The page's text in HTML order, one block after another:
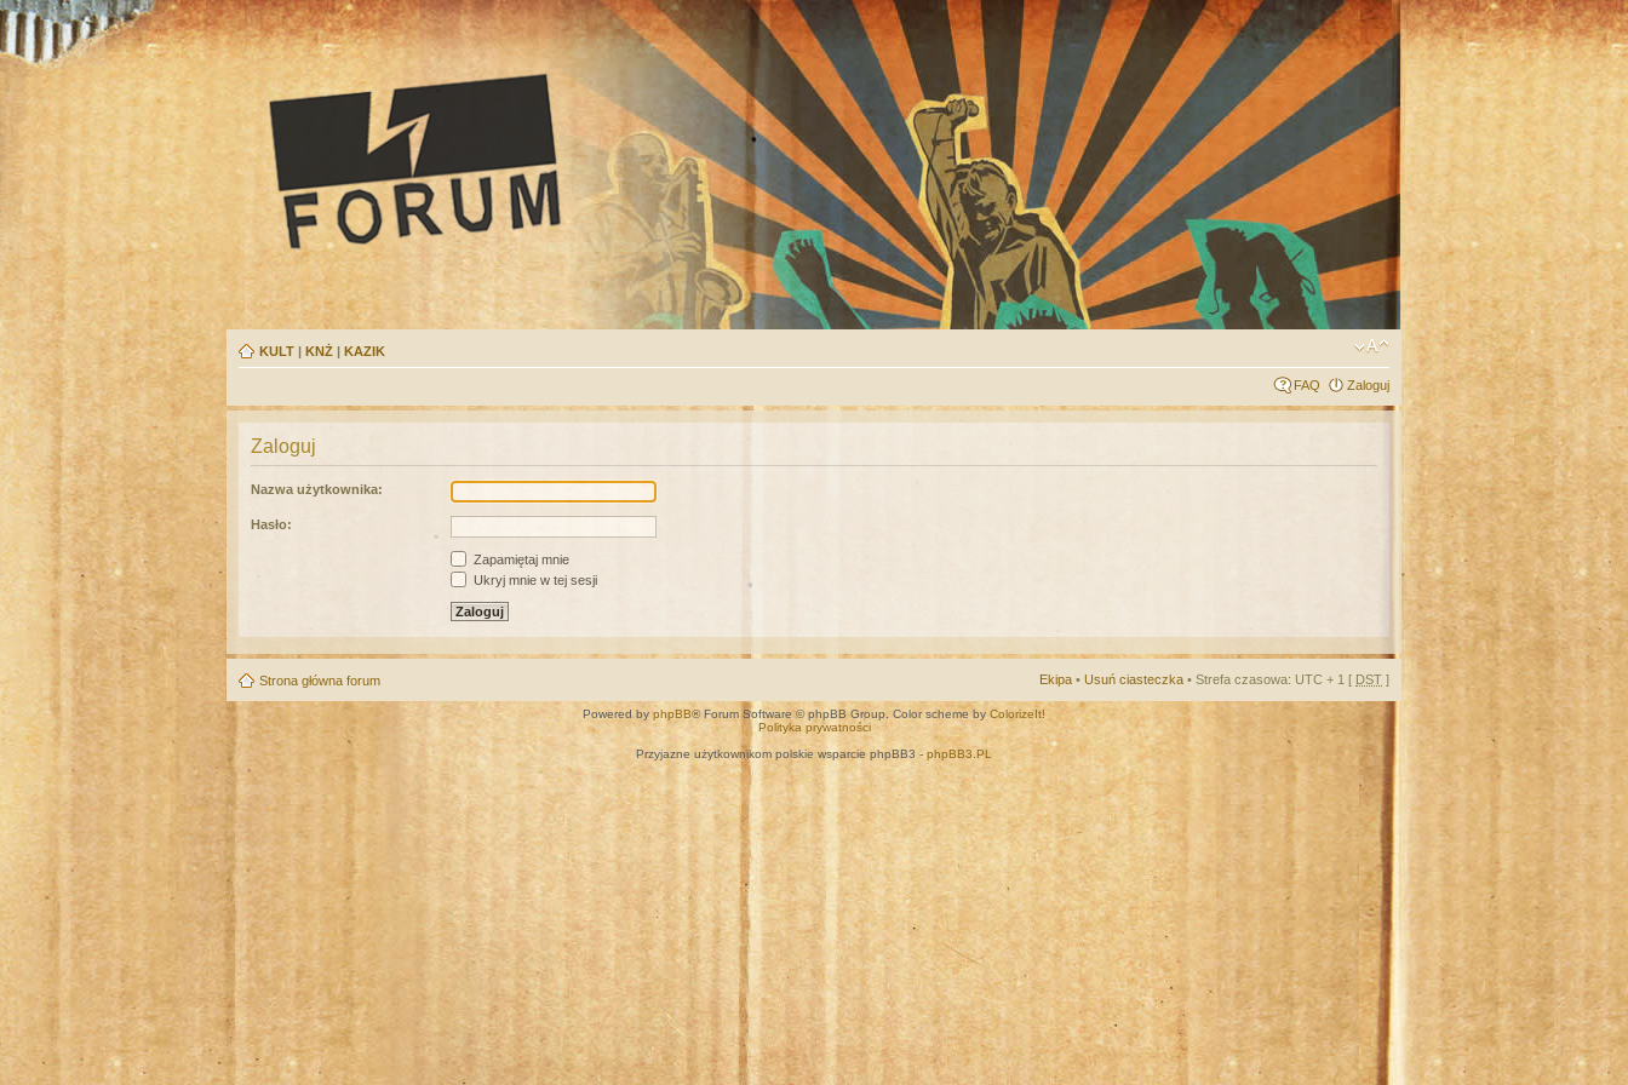
KULT | KNŻ | KAZIK
FAQ Zaloguj
Zaloguj
Nazwa użytkownika:
Hasło:
Zapamiętaj mnie
Ukryj mnie w tej sesji
Strona główna forum Ekipa • Usuń ciasteczka • Strefa czasowa: UTC + 1 [ DST ]
Powered by phpBB® Forum Software © phpBB Group. Color scheme by ColorizeIt!
Polityka prywatności
Przyjazne użytkownikom polskie wsparcie phpBB3 - phpBB3.PL